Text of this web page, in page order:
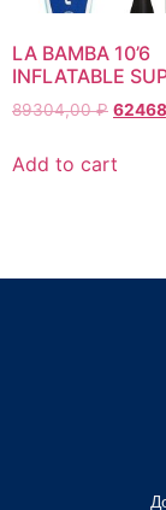
LA BAMBA 10’6
INFLATABLE
89304,00₽
Add to cart